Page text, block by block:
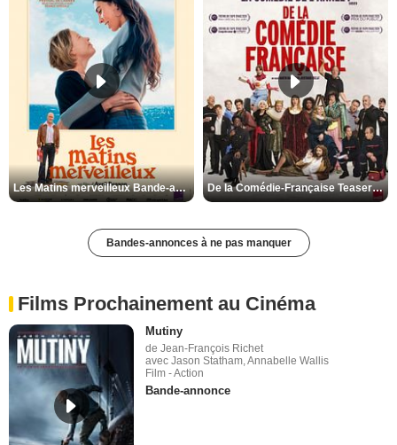
Les Matins merveilleux Bande-annonce VF De la Comédie-Française Teaser VF
Bandes-annonces à ne pas manquer
Films Prochainement au Cinéma
Mutiny
de Jean-François Richet
avec Jason Statham, Annabelle Wallis
Film - Action
Bande-annonce